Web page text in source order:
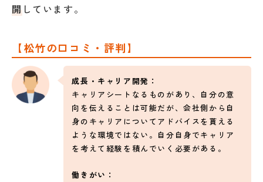
開しています。
【松竹の口コミ・評判】
成長・キャリア開発：
キャリアシートなるものがあり、自分の意
向を伝えることは可能だが、会社側から自
身のキャリアについてアドバイスを貰える
ような環境ではない。自分自身でキャリア
を考えて経験を積んでいく必要がある。
働きがい：